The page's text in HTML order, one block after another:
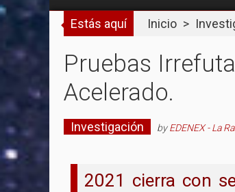
Estás aquí Inicio >
Pruebas
Acelerado.
Investigación byEDENEX - La
2021 cierra con